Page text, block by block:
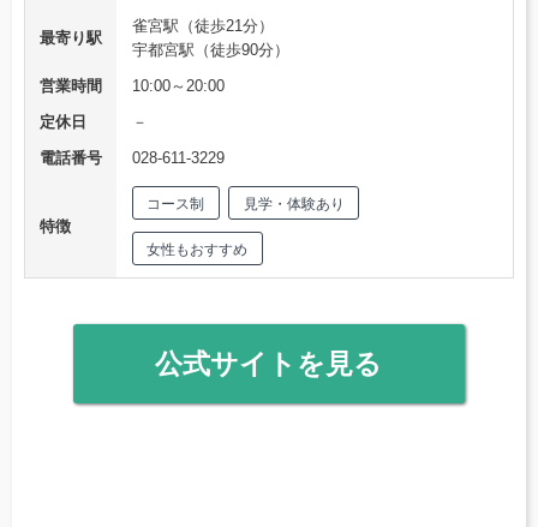
最寄り駅
雀宮駅（徒歩21分）
宇都宮駅（徒歩90分）
営業時間
10:00～20:00
定休日
－
電話番号
028-611-3229
特徴
コース制 見学・体験あり
女性もおすすめ
公式サイトを見る